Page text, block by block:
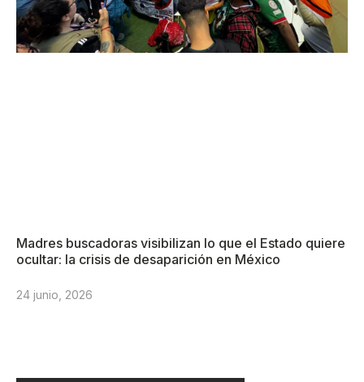
Madres buscadoras visibilizan lo que el Estado quiere
ocultar: la crisis de desaparición en México
24 junio, 2026